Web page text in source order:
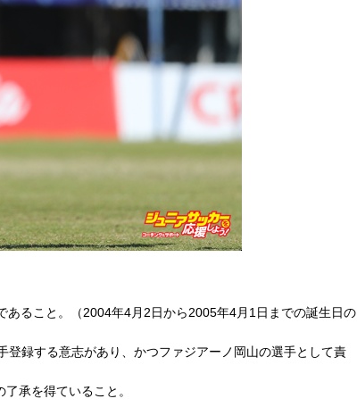
あること。（2004年4月2日から2005年4月1日までの誕生日の
登録する意志があり、かつファジアーノ岡山の選手として責
承を得ていること。